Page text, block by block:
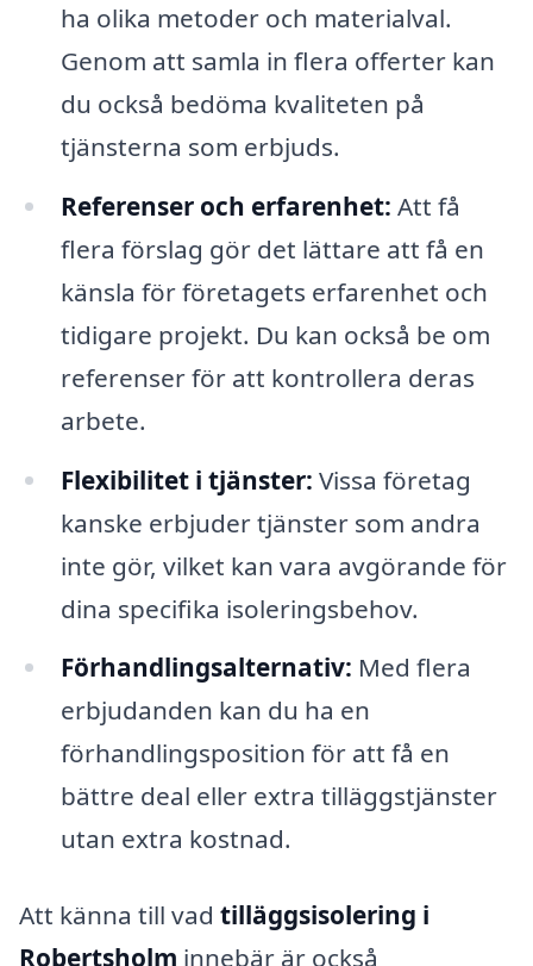
ha olika metoder och materialval.
Genom att samla in flera offerter kan
du också bedöma kvaliteten på
tjänsterna som erbjuds.
Referenser och erfarenhet: Att få
flera förslag gör det lättare att få en
känsla för företagets erfarenhet och
tidigare projekt. Du kan också be om
referenser för att kontrollera deras
arbete.
Flexibilitet i tjänster: Vissa företag
kanske erbjuder tjänster som andra
inte gör, vilket kan vara avgörande för
dina specifika isoleringsbehov.
Förhandlingsalternativ: Med flera
erbjudanden kan du ha en
förhandlingsposition för att få en
bättre deal eller extra tilläggstjänster
utan extra kostnad.
Att känna till vad tilläggsisolering i
Robertsholm innebär är också